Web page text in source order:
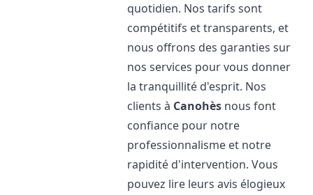
quotidien. Nos tarifs sont
compétitifs et transparents, et
nous offrons des garanties sur
nos services pour vous donner
la tranquillité d'esprit. Nos
clients à Canohès nous font
confiance pour notre
professionnalisme et notre
rapidité d'intervention. Vous
pouvez lire leurs avis élogieux